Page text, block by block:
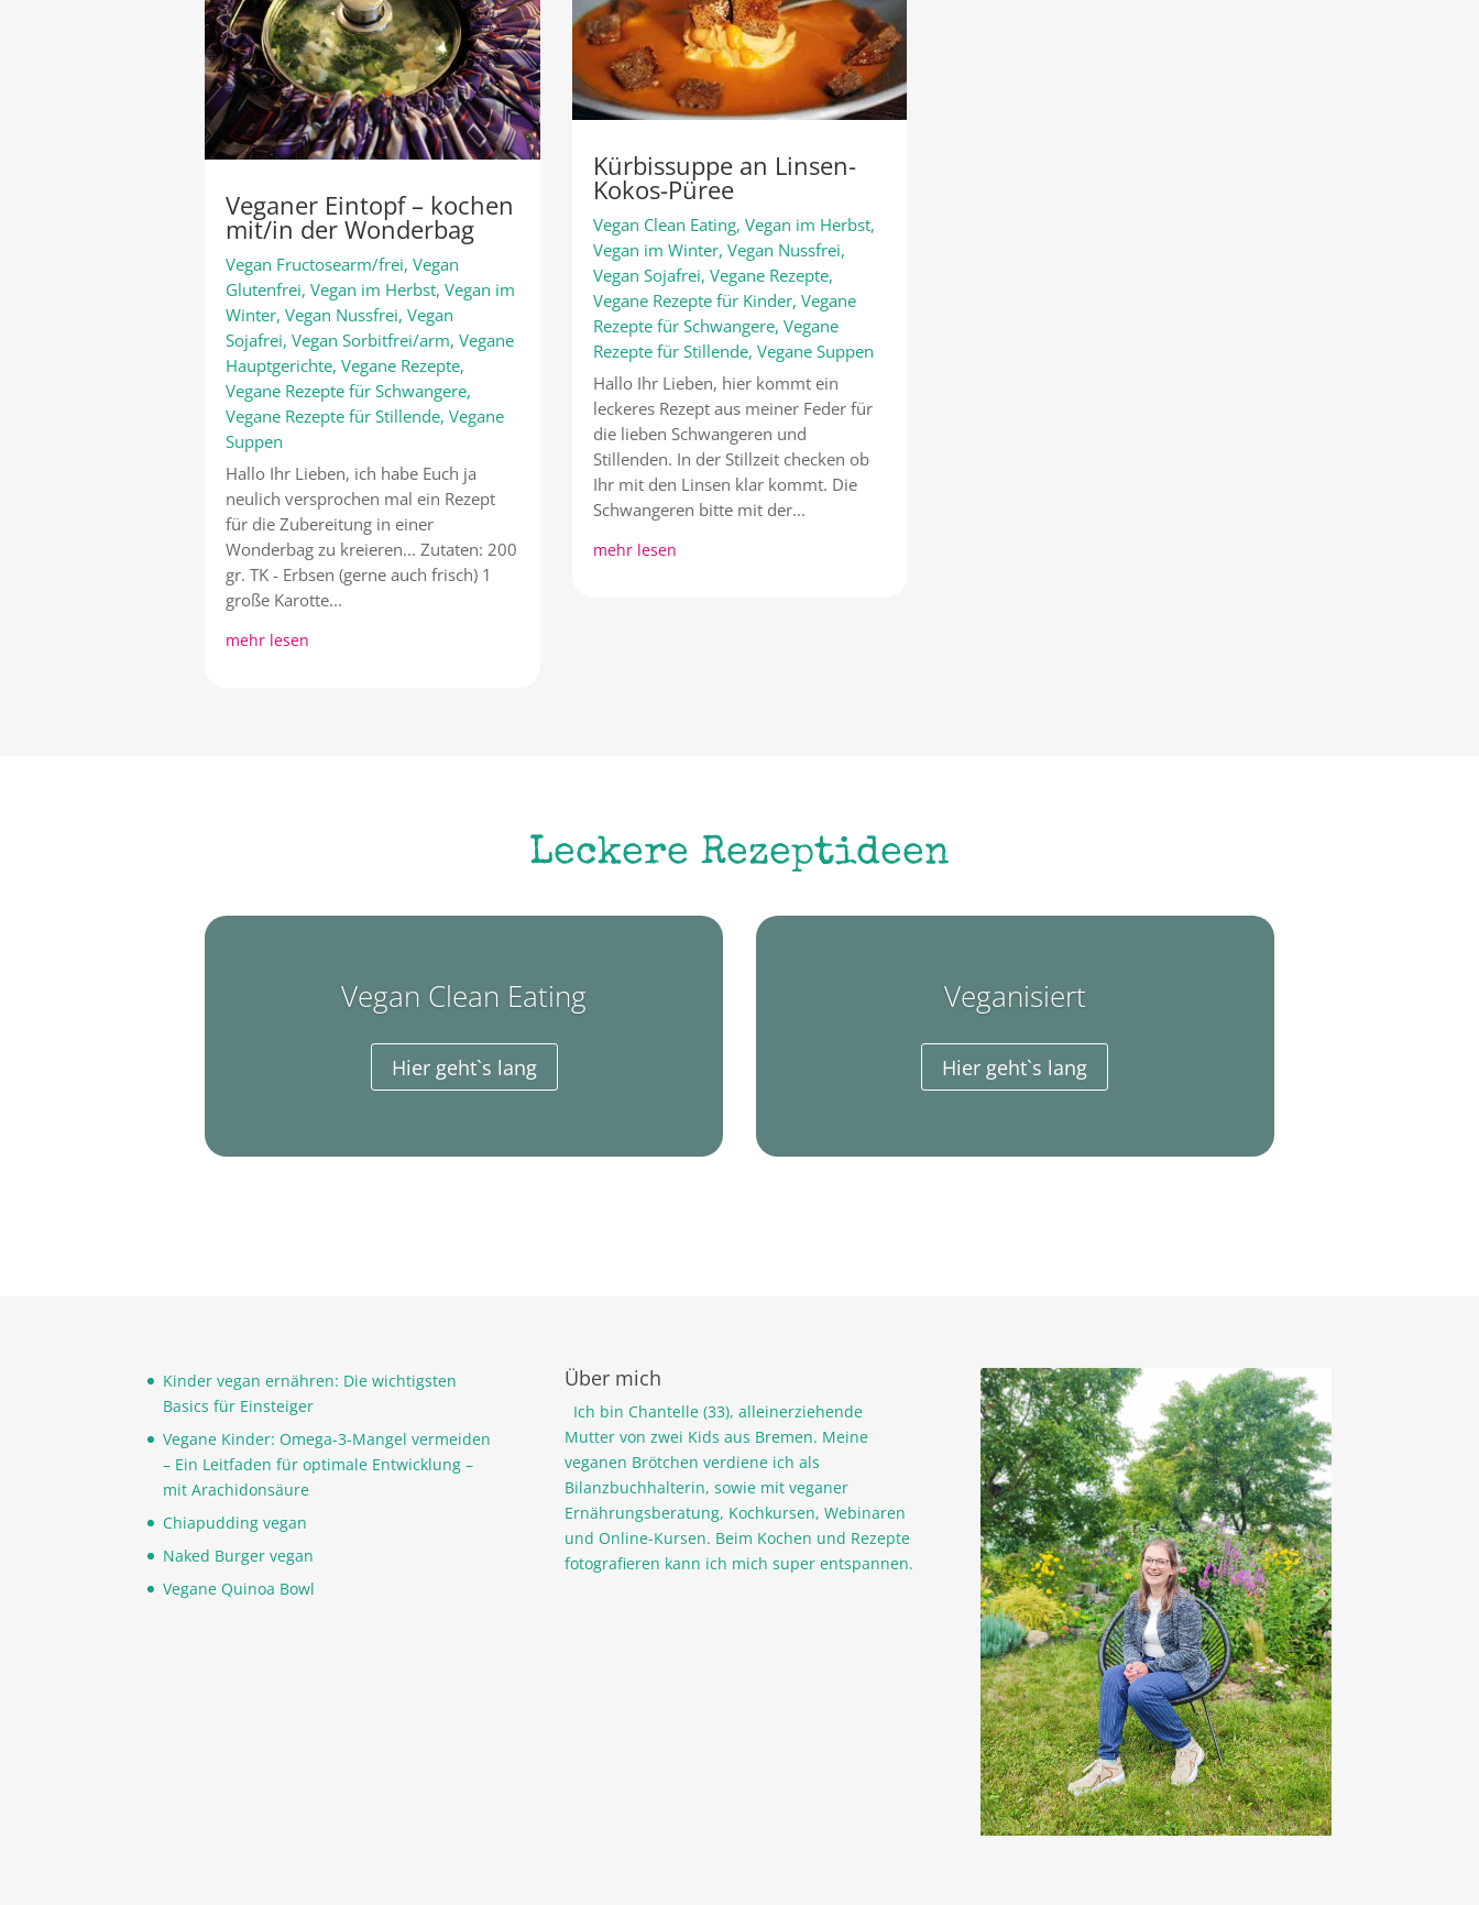
Veganer Eintopf – kochen
mit/in der Wonderbag
Vegan Fructosearm/frei,Vegan
Glutenfrei,Vegan im Herbst,Vegan im
Winter,Vegan Nussfrei,Vegan
Sojafrei,Vegan Sorbitfrei/arm,Vegane
Hauptgerichte,Vegane Rezepte,
Vegane Rezepte für Schwangere,
Vegane Rezepte für Stillende,Vegane
Suppen
Hallo Ihr Lieben, ich habe Euch ja
neulich versprochen mal ein Rezept
für die Zubereitung in einer
Wonderbag zu kreieren... Zutaten: 200
gr. TK - Erbsen (gerne auch frisch) 1
große Karotte...
mehr lesen
Kürbissuppe an Linsen-
Kokos-Püree
Vegan Clean Eating, Vegan im Herbst,
Vegan im Winter, Vegan Nussfrei,
Vegan Sojafrei, Vegane Rezepte,
Vegane Rezepte für Kinder, Vegane
Rezepte für Schwangere, Vegane
Rezepte für Stillende, Vegane Suppen
Hallo Ihr Lieben, hier kommt ein
leckeres Rezept aus meiner Feder für
die lieben Schwangeren und
Stillenden. In der Stillzeit checken ob
Ihr mit den Linsen klar kommt. Die
Schwangeren bitte mit der...
mehr lesen
Leckere Rezeptideen
Vegan Clean Eating
Hier geht`s lang
Veganisiert
Hier geht`s lang
Kinder vegan ernähren: Die wichtigsten
Basics für Einsteiger
Vegane Kinder: Omega-3-Mangel vermeiden
– Ein Leitfaden für optimale Entwicklung –
mit Arachidonsäure
Chiapudding vegan
Naked Burger vegan
Vegane Quinoa Bowl
Über mich
Ich bin Chantelle (33), alleinerziehende
Mutter von zwei Kids aus Bremen. Meine
veganen Brötchen verdiene ich als
Bilanzbuchhalterin, sowie mit veganer
Ernährungsberatung, Kochkursen, Webinaren
und Online-Kursen. Beim Kochen und Rezepte
fotografieren kann ich mich super entspannen.